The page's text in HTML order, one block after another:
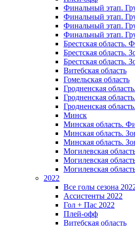
Финальный этап.
Финальный этап.
Финальный этап.
Финальный этап.
Брестская область.
Брестская область.
Брестская область.
Витебская область
Гомельская область
Гродненская
Гродненская
Гродненская
Минск
Минская область.
Минская область.
Минская область.
Могилевская
Могилевская
Могилевская
2022
Все голы сезона
Ассистенты 2022
Гол + Пас 2022
Плей-офф
Витебская область